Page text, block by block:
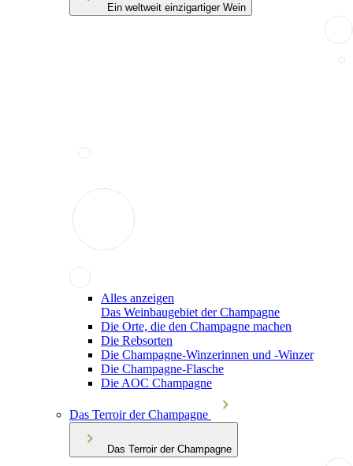
Ein weltweit einzigartiger Wein
Alles anzeigen
Das Weinbaugebiet der Champagne
Die Orte, die den Champagne machen
Die Rebsorten
Die Champagne-Winzerinnen und -Winzer
Die Champagne-Flasche
Die AOC Champagne
Das Terroir der Champagne
Das Terroir der Champagne